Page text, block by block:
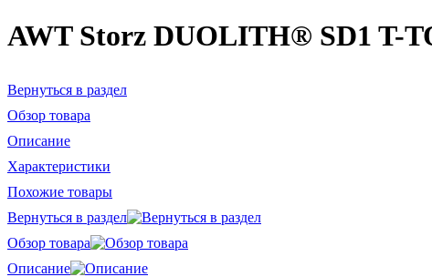
AWT Storz DUOLITH® SD1 T-
Вернуться в раздел
Обзор товара
Описание
Характеристики
Похожие товары
Вернуться в раздел
Обзор товара
Описание